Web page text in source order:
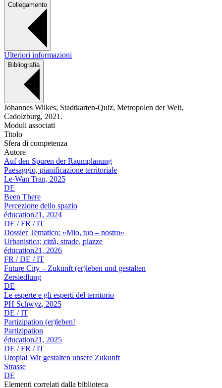
Collegamento
Ulteriori informazioni
Bibliografia
Johannes Wilkes, Stadtkarten-Quiz, Metropolen der Welt,
Cadolzburg, 2021.
Moduli associati
Titolo
Sfera di competenza
Autore
Auf den Spuren der Raumplanung
Paesaggio, pianificazione territoriale
Le-Wan Tran, 2025
DE
Been There
Percezione dello spazio
éducation21, 2024
DE / FR / IT
Dossier Tematico: «Mio, tuo – nostro»
Urbanistica; città, strade, piazze
éducation21, 2026
FR / DE / IT
Future City – Zukunft (er)leben und gestalten
Zersiedlung
DE
Le esperte e gli esperti del territorio
PH Schwyz, 2025
DE / IT
Partizipation (er)leben!
Partizipation
éducation21, 2025
DE / FR / IT
Utopia! Wir gestalten unsere Zukunft
Strasse
DE
Elementi correlati dalla biblioteca